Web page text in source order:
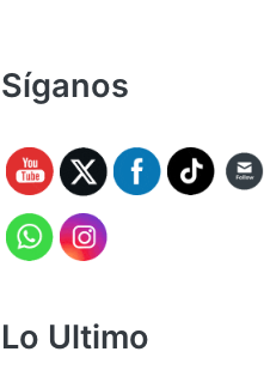
Síganos
Lo Ultimo